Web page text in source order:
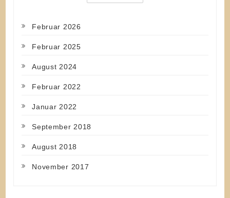
Februar 2026
Februar 2025
August 2024
Februar 2022
Januar 2022
September 2018
August 2018
November 2017